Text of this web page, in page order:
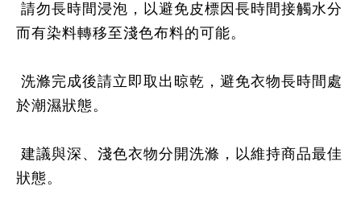
請勿長時間浸泡，以避免皮標因長時間接觸水分
而有染料轉移至淺色布料的可能。
洗滌完成後請立即取出晾乾，避免衣物長時間處
於潮濕狀態。
建議與深、淺色衣物分開洗滌，以維持商品最佳
狀態。